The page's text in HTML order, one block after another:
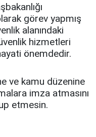
görev yapmış
alanındaki
hizmetleri
önemdedir.
ve kamu düzenine
imza atmasını
etmesin.